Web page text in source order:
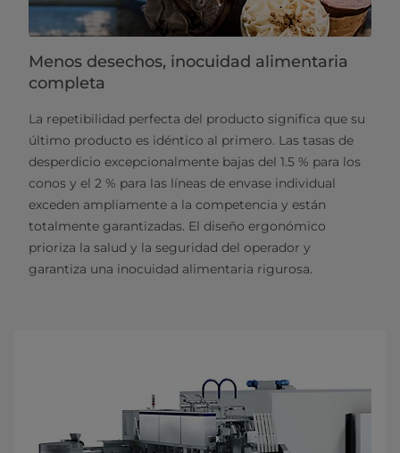
Menos desechos, inocuidad alimentaria
completa
La repetibilidad perfecta del producto significa que su
último producto es idéntico al primero. Las tasas de
desperdicio excepcionalmente bajas del 1.5 % para los
conos y el 2 % para las líneas de envase individual
exceden ampliamente a la competencia y están
totalmente garantizadas. El diseño ergonómico
prioriza la salud y la seguridad del operador y
garantiza una inocuidad alimentaria rigurosa.